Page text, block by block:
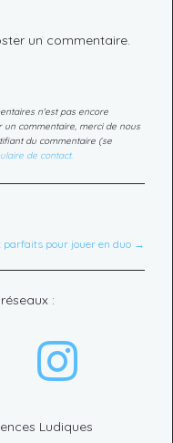
un commentaire.
n'est pas encore
un commentaire, merci de nous
du commentaire (se
de contact.
parfaits pour jouer en duo →
Ludiques
: